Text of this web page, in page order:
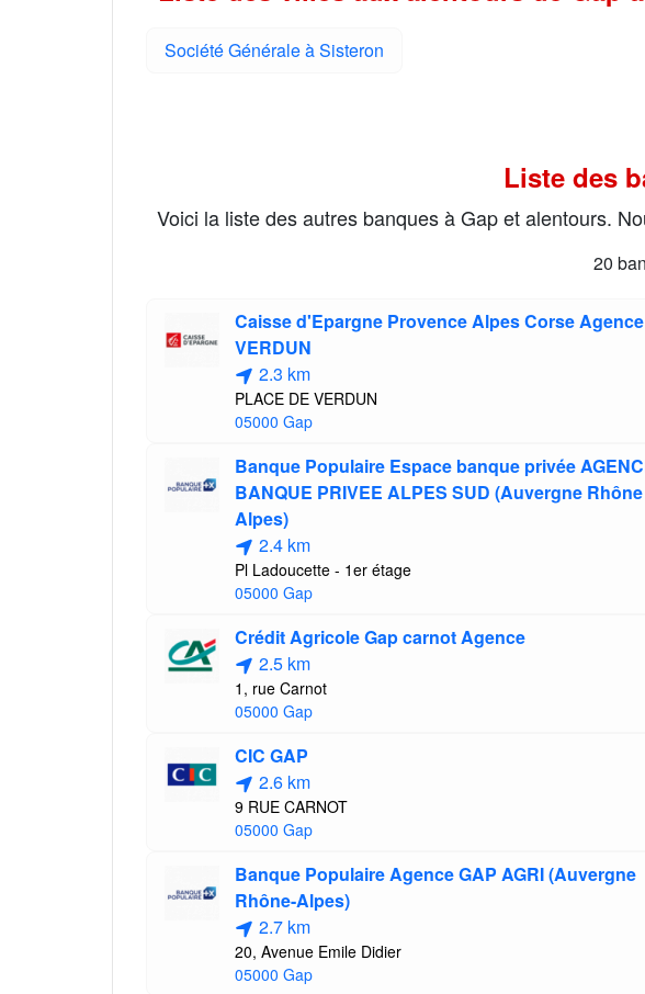
Société Générale à Sisteron
Liste des
Voici la liste des autres banques à Gap et alentours.
20
Caisse d'Epargne Provence Alpes Corse
VERDUN
2.3 km
PLACE DE VERDUN
05000 Gap
Banque Populaire Espace banque privée
BANQUE PRIVEE ALPES SUD (Auvergne Rhône
Alpes)
2.4 km
Pl Ladoucette - 1er étage
05000 Gap
Crédit Agricole Gap carnot Agence
2.5 km
1, rue Carnot
05000 Gap
CIC GAP
2.6 km
9 RUE CARNOT
05000 Gap
Banque Populaire Agence GAP AGRI (Auvergne
Rhône-Alpes)
2.7 km
20, Avenue Emile Didier
05000 Gap